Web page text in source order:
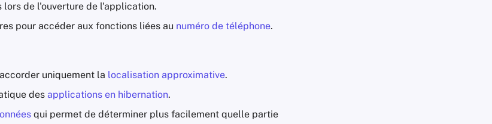
lors de l'ouverture de l'application.
pour accéder aux fonctions liées au numéro de téléphone.
uniquement la localisation approximative.
des applications en hibernation.
qui permet de déterminer plus facilement quelle partie